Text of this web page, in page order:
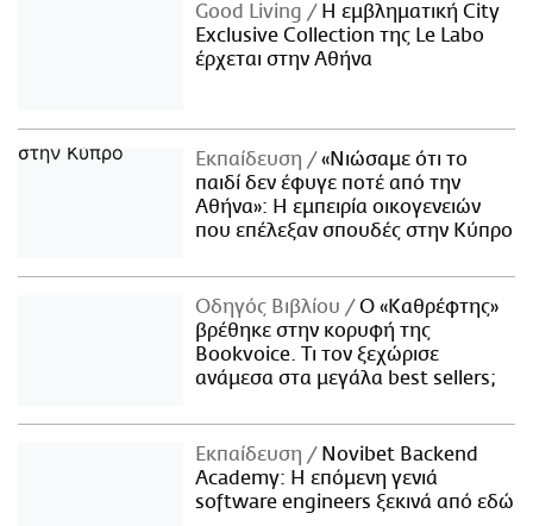
Good Living
Η εμβληματική City
Exclusive Collection της Le Labo
έρχεται στην Αθήνα
Εκπαίδευση
«Νιώσαμε ότι το
παιδί δεν έφυγε ποτέ από την
Αθήνα»: Η εμπειρία οικογενειών
που επέλεξαν σπουδές στην Κύπρο
Οδηγός Βιβλίου
Ο «Καθρέφτης»
βρέθηκε στην κορυφή της
Bookvoice. Τι τον ξεχώρισε
ανάμεσα στα μεγάλα best sellers;
Εκπαίδευση
Novibet Backend
Academy: Η επόμενη γενιά
software engineers ξεκινά από εδώ